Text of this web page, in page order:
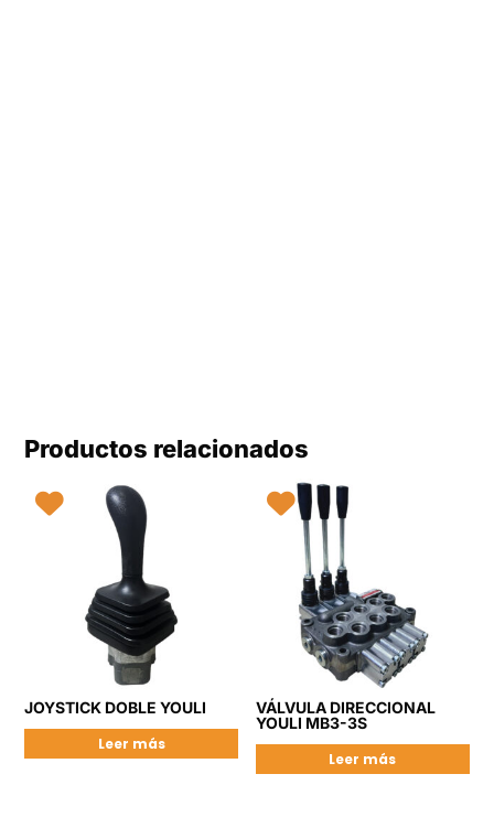
Productos relacionados
JOYSTICK DOBLE YOULI
Leer más
VÁLVULA DIRECCIONAL
YOULI MB3-3S
Leer más